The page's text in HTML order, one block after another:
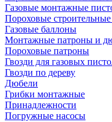
Газовые монтажные
Пороховые
Газовые баллоны
Монтажные патроны и
Пороховые патроны
Гвозди для газовых
Гвозди по дереву
Дюбели
Грибки монтажные
Принадлежности
Погружные насосы